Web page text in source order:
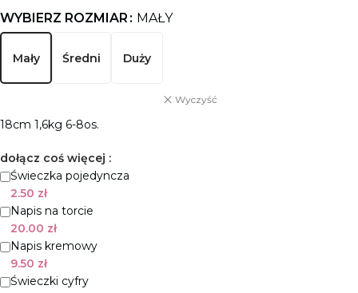
WYBIERZ ROZMIAR MAŁY
Mały Średni Duży
Wyczyść
18cm 1,6kg 6-8os.
dołącz coś więcej :
Świeczka pojedyncza
2.50 zł
Napis na torcie
20.00 zł
Napis kremowy
9.50 zł
Świeczki cyfry